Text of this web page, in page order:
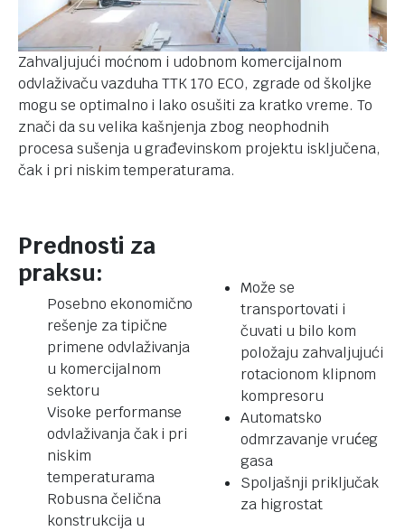
Zahvaljujući moćnom i udobnom komercijalnom
odvlaživaču vazduha TTK 170 ECO, zgrade od školjke
mogu se optimalno i lako osušiti za kratko vreme. To
znači da su velika kašnjenja zbog neophodnih
procesa sušenja u građevinskom projektu isključena,
čak i pri niskim temperaturama.
Prednosti za
praksu:
Posebno ekonomično
rešenje za tipične
primene odvlaživanja
u komercijalnom
sektoru
Visoke performanse
odvlaživanja čak i pri
niskim
temperaturama
Robusna čelična
konstrukcija u
Može se
transportovati i
čuvati u bilo kom
položaju zahvaljujući
rotacionom klipnom
kompresoru
Automatsko
odmrzavanje vrućeg
gasa
Spoljašnji priključak
za higrostat